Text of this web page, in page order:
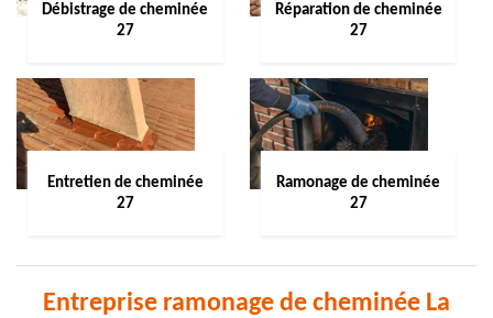
Débistrage de cheminée
27
Réparation de cheminée
27
Entretien de cheminée
27
Ramonage de cheminée
27
Entreprise ramonage de cheminée La